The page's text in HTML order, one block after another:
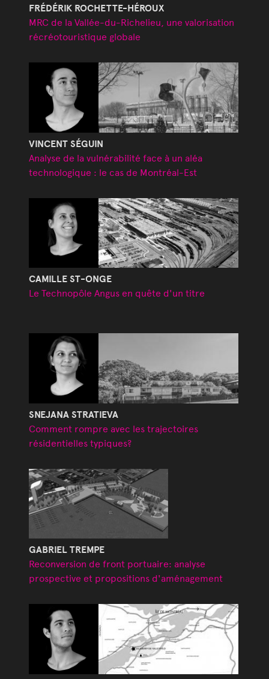
FRÉDÉRIK ROCHETTE-HÉROUX
MRC de la Vallée-du-Richelieu, une valorisation
récréotouristique globale
VINCENT SÉGUIN
Analyse de la vulnérabilité face à un aléa
technologique : le cas de Montréal-Est
CAMILLE ST-ONGE
Le Technopôle Angus en quête d'un titre
SNEJANA STRATIEVA
Comment rompre avec les trajectoires
résidentielles typiques?
GABRIEL TREMPE
Reconversion de front portuaire: analyse
prospective et propositions d'aménagement